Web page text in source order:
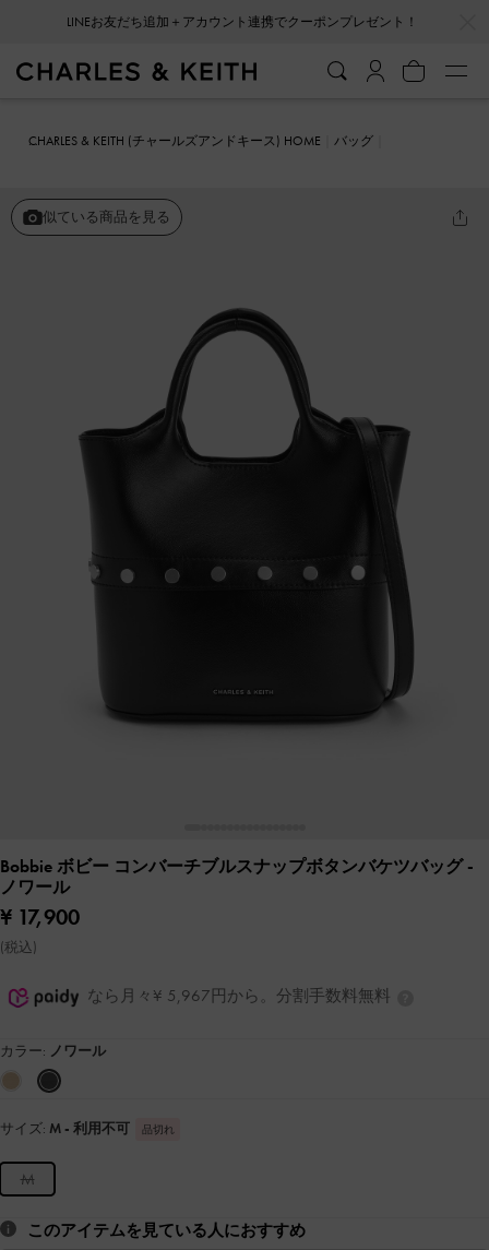
LINEお友だち追加＋アカウント連携でクーポンプレゼント！
CHARLES & KEITH (チャールズアンドキース) HOME
バッグ
似ている商品を見る
Bobbie ボビー コンバーチブルスナップボタンバケツバッグ-
ノワール
¥ 17,900
(税込)
なら月々¥ 5,967円から。分割手数料無料
カラー: ノワール
サイズ: M - 利用不可 品切れ
M
このアイテムを見ている人におすすめ